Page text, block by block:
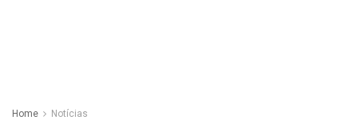
Home Notícias